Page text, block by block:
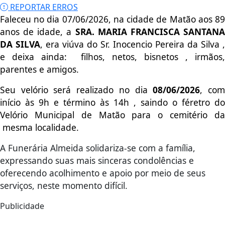
REPORTAR ERROS
Faleceu no dia 07/06/2026, na cidade de Matão aos 89
anos de idade, a SRA. MARIA FRANCISCA SANTANA
DA SILVA, era viúva do Sr. Inocencio Pereira da Silva ,
e
deixa ainda: filhos, netos, bisnetos , irmãos,
parentes e amigos.
Seu velório será realizado no dia08/06/2026, com
início às 9h e término às 14h , saindo o féretro do
Velório Municipal de Matão para o cemitério da
mesma localidade.
A Funerária Almeida solidariza-se com a família,
expressando suas mais sinceras condolências e
oferecendo acolhimento e apoio por meio de seus
serviços, neste momento difícil.
Publicidade